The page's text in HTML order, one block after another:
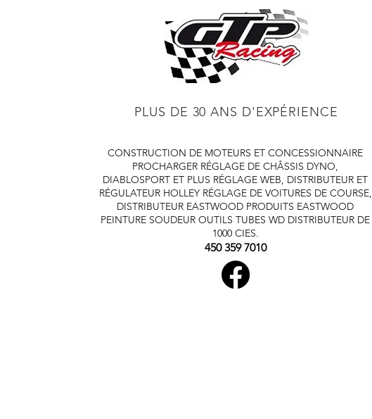
PLUS DE 30 ANS D'EXPÉRIENCE
CONSTRUCTION DE MOTEURS ET CONCESSIONNAIRE
PROCHARGER RÉGLAGE DE CHÂSSIS DYNO,
DIABLOSPORT ET PLUS RÉGLAGE WEB, DISTRIBUTEUR ET
RÉGULATEUR HOLLEY RÉGLAGE DE VOITURES DE COURSE,
DISTRIBUTEUR EASTWOOD PRODUITS EASTWOOD
PEINTURE SOUDEUR OUTILS TUBES WD DISTRIBUTEUR DE
1000 CIES.
450 359 7010